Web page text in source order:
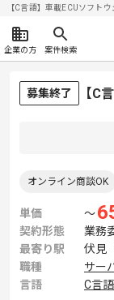
【C言語】車載ECUソフト
企業の方 案件検索
募集終了 【C
オンライン商談OK
単価 〜
契約形態
業務
最寄り駅
伏見
職種
サー
言語
C言語